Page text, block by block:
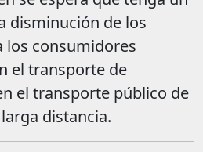
disminución de los
los consumidores
el transporte de
el transporte público de
distancia.